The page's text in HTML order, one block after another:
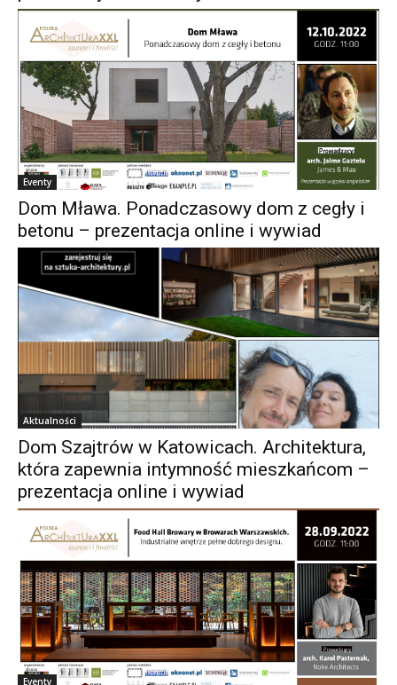
Eventy
Dom Mława. Ponadczasowy dom z cegły i
betonu – prezentacja online i wywiad
Aktualności
Dom Szajtrów w Katowicach. Architektura,
która zapewnia intymność mieszkańcom –
prezentacja online i wywiad
Eventy